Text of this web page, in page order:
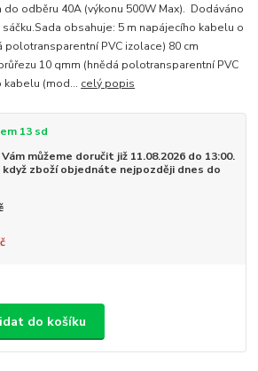
odběru 40A (výkonu 500W Max). Dodáváno
obsahuje: 5 m napájecího kabelu o
polotransparentní PVC izolace) 80 cm
10 qmm (hnědá polotransparentní PVC
kabelu (mod... celý popis
13 sd
můžeme doručit již 11.08.2026 do 13:00.
když zboží objednáte nejpozději dnes do
do košíku